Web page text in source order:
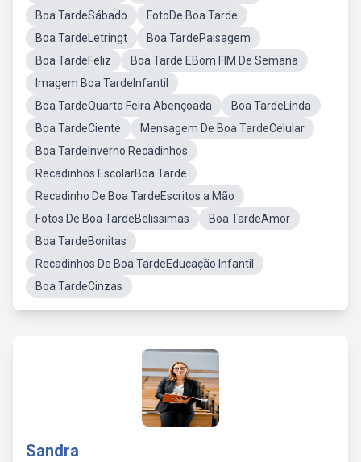
Boa TardeSábado
FotoDe Boa Tarde
Boa TardeLetringt
Boa TardePaisagem
Boa TardeFeliz
Boa Tarde EBom FIM De Semana
Imagem Boa TardeInfantil
Boa TardeQuarta Feira Abençoada
Boa TardeLinda
Boa TardeCiente
Mensagem De Boa TardeCelular
Boa TardeInverno Recadinhos
Recadinhos EscolarBoa Tarde
Recadinho De Boa TardeEscritos a Mão
Fotos De Boa TardeBelissimas
Boa TardeAmor
Boa TardeBonitas
Recadinhos De Boa TardeEducação Infantil
Boa TardeCinzas
Sandra